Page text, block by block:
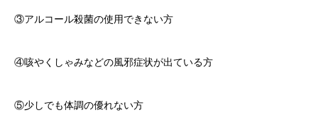
③アルコール殺菌の使用できない方
④咳やくしゃみなどの風邪症状が出ている方
⑤少しでも体調の優れない方